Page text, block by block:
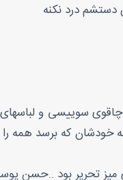
درد نکنه
سوییسی و
خودشان که برسد همه
تحریر بود ..حسن